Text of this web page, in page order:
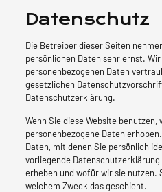
Datenschutz
Die Betreiber dieser Seiten
persönlichen Daten sehr ernst.
personenbezogenen Daten
gesetzlichen
Datenschutzerklärung.
Wenn Sie diese Website
personenbezogene Daten
Daten, mit denen Sie persönlich
vorliegende
erheben und wofür wir sie nutzen.
welchem Zweck das geschieht.